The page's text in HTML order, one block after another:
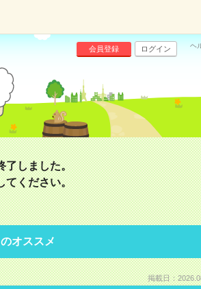
会員登録 ログイン ヘ
了しました。
てください。
オススメ
掲載日：